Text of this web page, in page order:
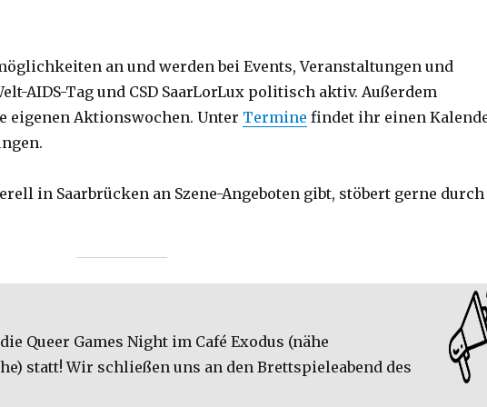
an und werden bei Events, Veranstaltungen und
AIDS-Tag und CSD SaarLorLux politisch aktiv. Außerdem
eigenen Aktionswochen. Unter Termine findet ihr einen
in Saarbrücken an Szene-Angeboten gibt, stöbert gerne durch
Queer Games Night im Café Exodus (nähe
statt! Wir schließen uns an den Brettspieleabend des